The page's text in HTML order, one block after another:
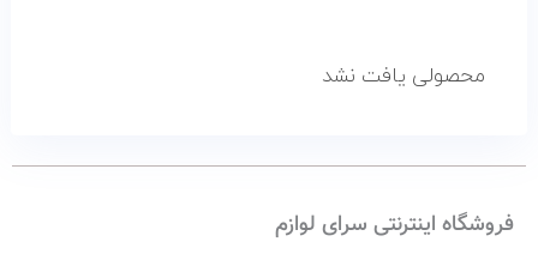
محصولی یافت نشد
فروشگاه اینترنتی سرای لوازم